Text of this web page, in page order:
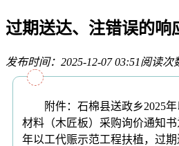
过期送达、注错误的响
发布时间：2025-12-07 03:51阅读次
附件：石棉县送政乡2025年
材料（木匠板）采购询价通知
年以工代赈示范工程扶植，过